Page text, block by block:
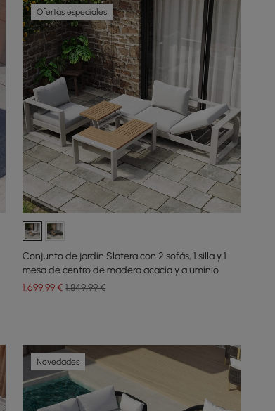
Ofertas especiales
Conjunto de jardín Slatera con 2 sofás, 1 silla y 1
mesa de centro de madera acacia y aluminio
1.699,99€ 1.849,99 €
Novedades